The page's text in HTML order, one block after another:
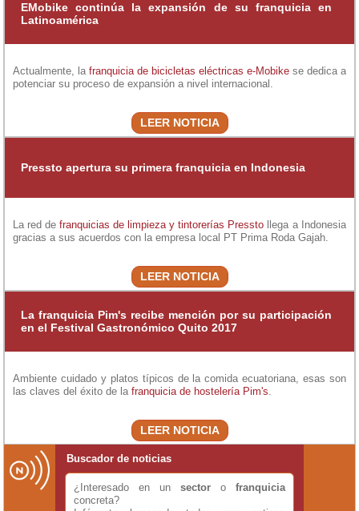
EMobike continúa la expansión de su franquicia en
Latinoamérica
Actualmente, la franquicia de bicicletas eléctricas e-Mobike se dedica a
potenciar su proceso de expansión a nivel internacional.
LEER NOTICIA
Pressto apertura su primera franquicia en Indonesia
La red de franquicias de limpieza y tintorerías Pressto llega a Indonesia
gracias a sus acuerdos con la empresa local PT Prima Roda Gajah.
LEER NOTICIA
La franquicia Pim's recibe mención por su participación
en el Festival Gastronómico Quito 2017
Ambiente cuidado y platos típicos de la comida ecuatoriana, esas son
las claves del éxito de la franquicia de hostelería Pim's.
LEER NOTICIA
Buscador de noticias
¿Interesado en un sector o franquicia
concreta?